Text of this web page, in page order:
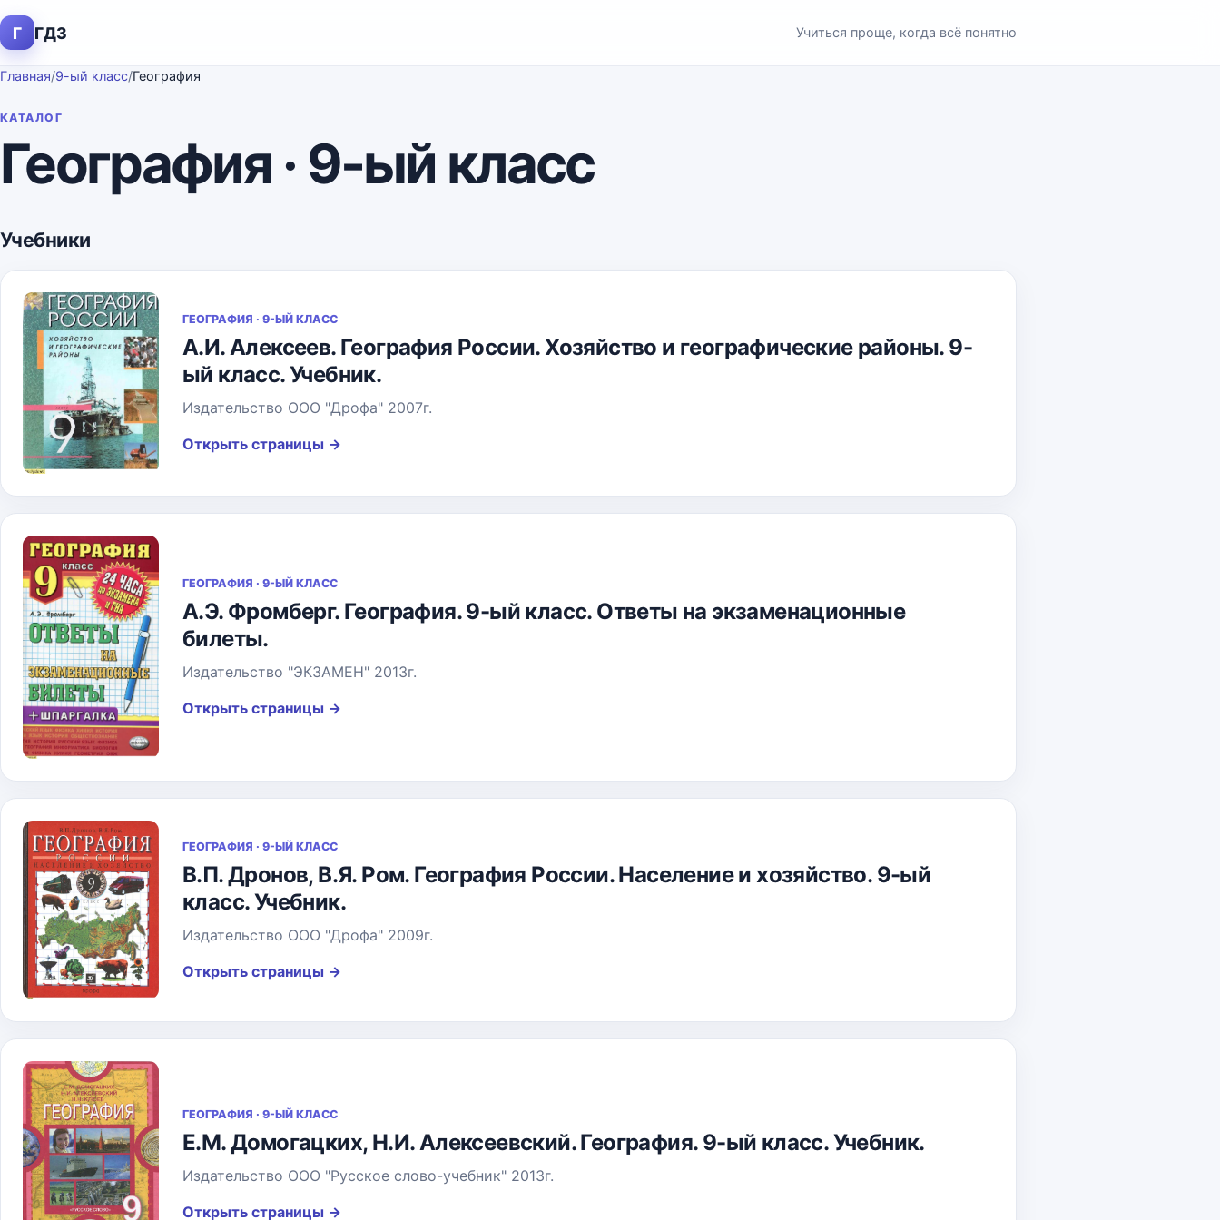
Г ГДЗ Учиться проще, когда всё понятно
Главная/9-ый класс/География
КАТАЛОГ
География · 9-ый класс
Учебники
ГЕОГРАФИЯ · 9-ЫЙ КЛАСС
А.И. Алексеев. География России. Хозяйство и географические районы. 9-
ый класс. Учебник.
Издательство ООО "Дрофа" 2007г.
Открыть страницы →
ГЕОГРАФИЯ · 9-ЫЙ КЛАСС
А.Э. Фромберг. География. 9-ый класс. Ответы на экзаменационные
билеты.
Издательство "ЭКЗАМЕН" 2013г.
Открыть страницы →
ГЕОГРАФИЯ · 9-ЫЙ КЛАСС
В.П. Дронов, В.Я. Ром. География России. Население и хозяйство. 9-ый
класс. Учебник.
Издательство ООО "Дрофа" 2009г.
Открыть страницы →
ГЕОГРАФИЯ · 9-ЫЙ КЛАСС
Е.М. Домогацких, Н.И. Алексеевский. География. 9-ый класс. Учебник.
Издательство ООО "Русское слово-учебник" 2013г.
Открыть страницы →